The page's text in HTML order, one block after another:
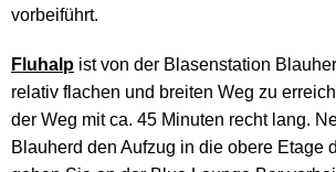
vorbeiführt.
Fluhalp ist von der Blasenstation
relativ flachen und breiten Weg zu
der Weg mit ca. 45 Minuten recht lang.
Blauherd den Aufzug in die obere Etage